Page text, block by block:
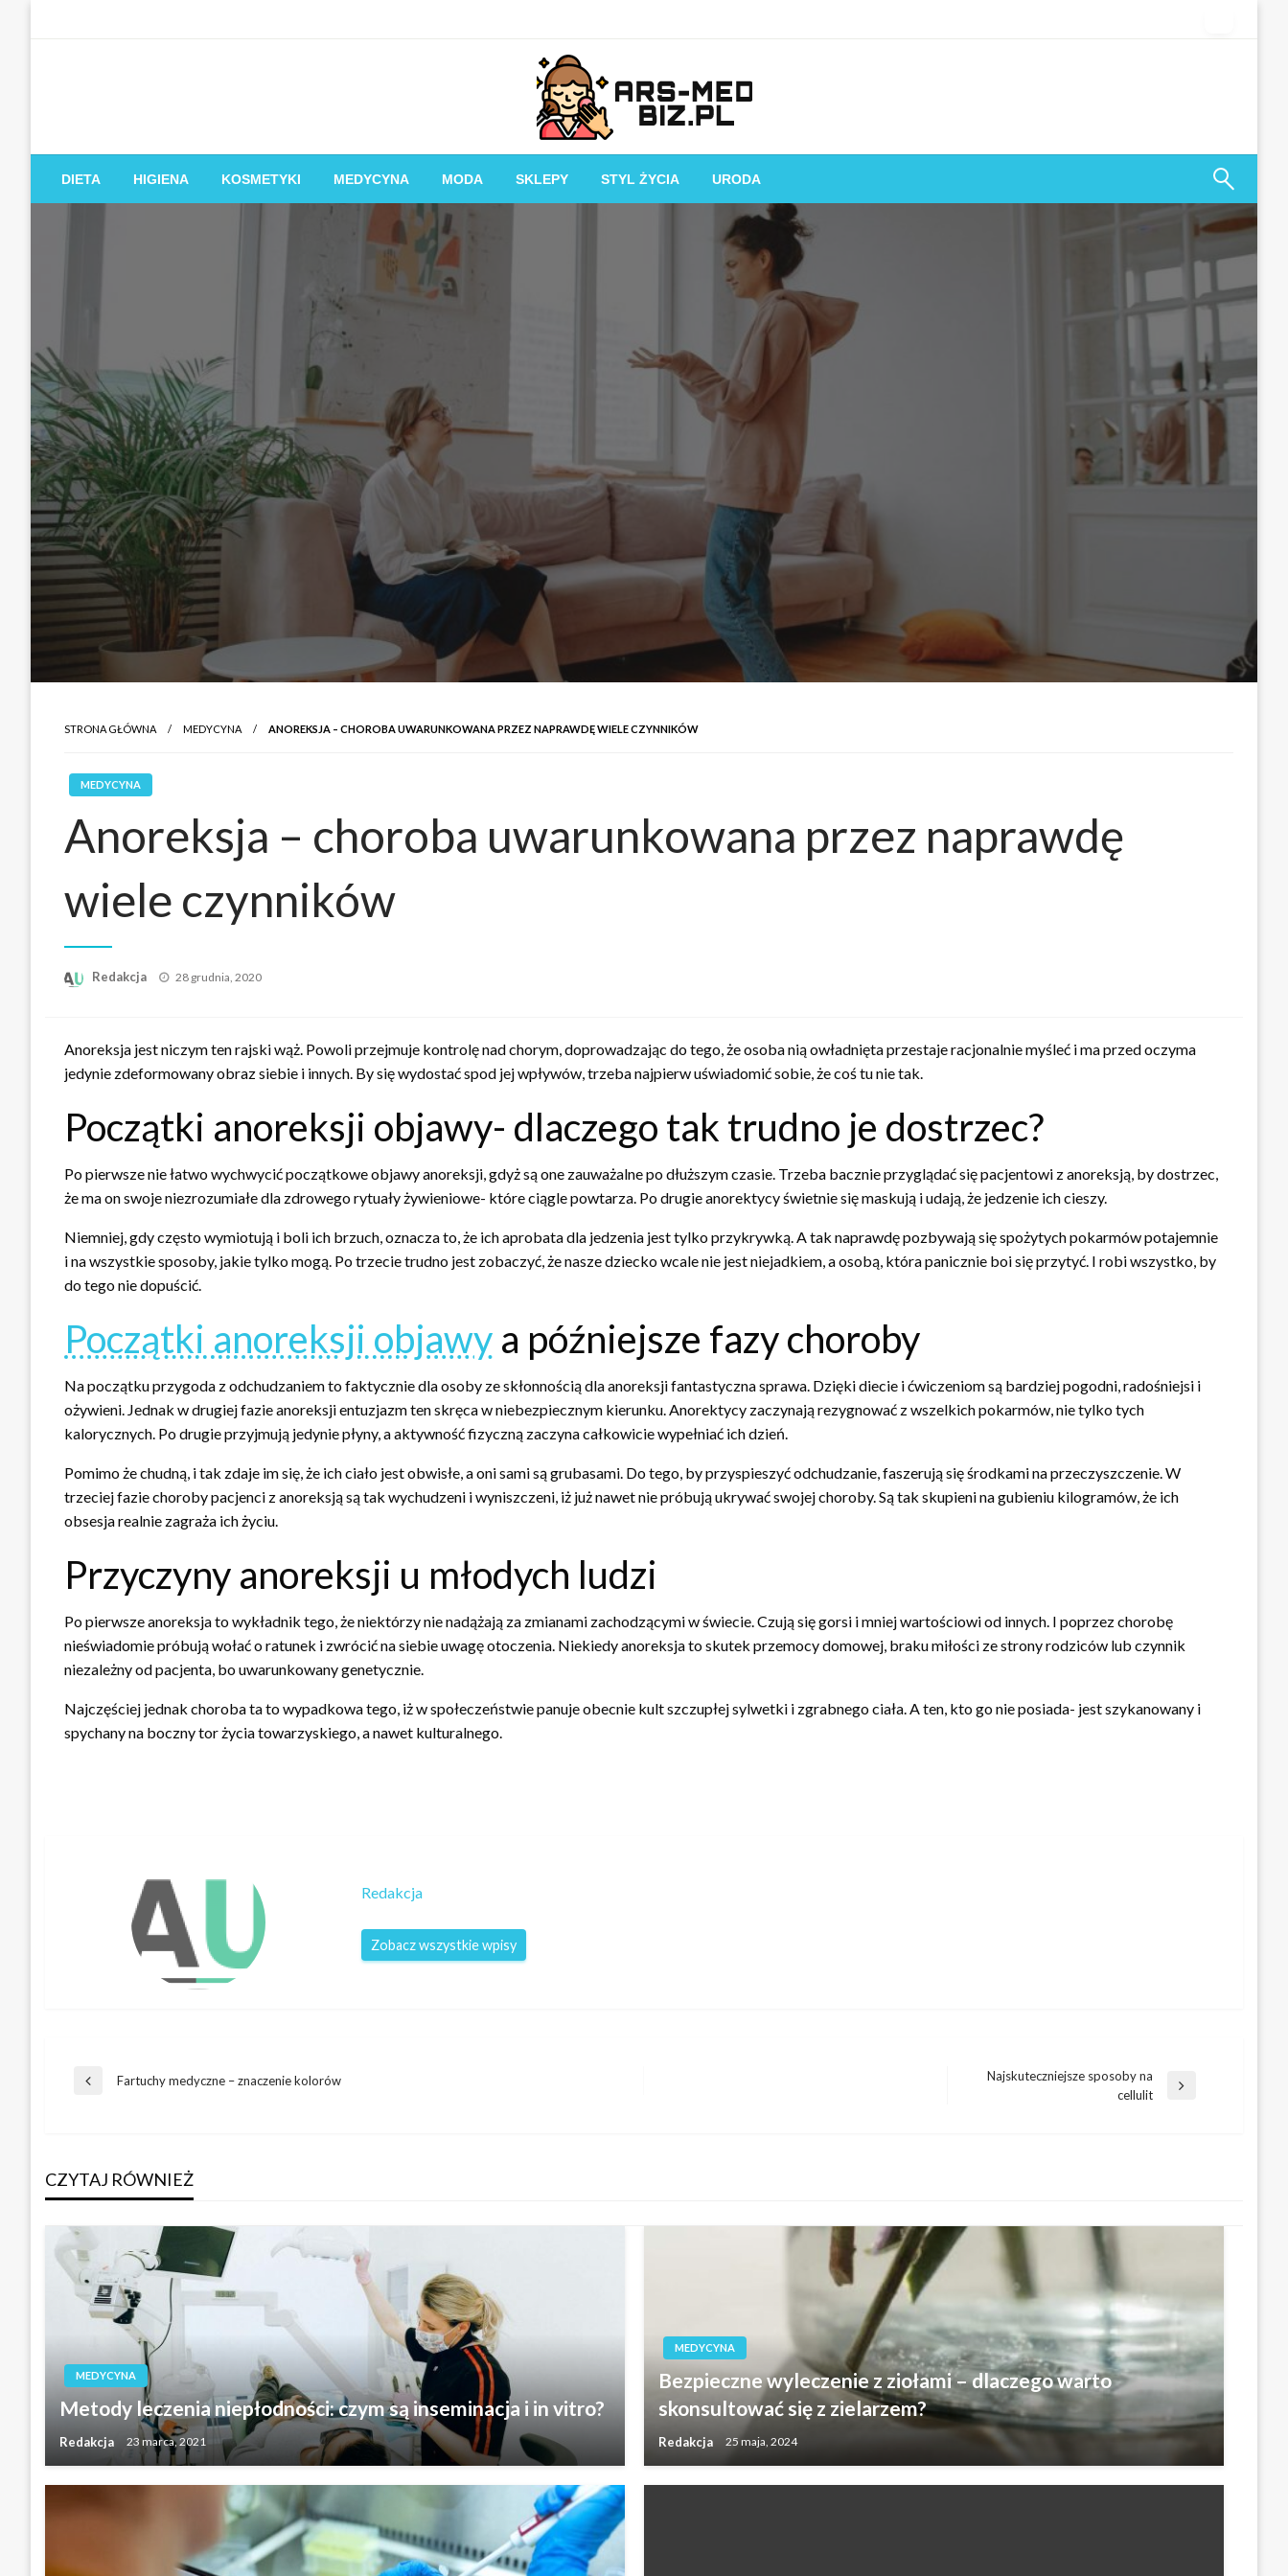
Ars-med.biz.pl
Piękniejsza strona Ciebie!
DIETA HIGIENA KOSMETYKI MEDYCYNA MODA SKLEPY STYL ŻYCIA URODA
STRONA GŁÓWNA MEDYCYNA ANOREKSJA – CHOROBA UWARUNKOWANA PRZEZ NAPRAWDĘ WIELE CZYNNIKÓW
MEDYCYNA
Anoreksja – choroba uwarunkowana przez naprawdę
wiele czynników
Redakcja
Opublikowane
28 grudnia, 2020
Anoreksja jest niczym ten rajski wąż. Powoli przejmuje kontrolę nad chorym, doprowadzając do tego, że osoba nią owładnięta przestaje racjonalnie myśleć i ma przed oczyma
jedynie zdeformowany obraz siebie i innych. By się wydostać spod jej wpływów, trzeba najpierw uświadomić sobie, że coś tu nie tak.
Początki anoreksji objawy- dlaczego tak trudno je dostrzec?
Po pierwsze nie łatwo wychwycić początkowe objawy anoreksji, gdyż są one zauważalne po dłuższym czasie. Trzeba bacznie przyglądać się pacjentowi z anoreksją, by dostrzec,
że ma on swoje niezrozumiałe dla zdrowego rytuały żywieniowe- które ciągle powtarza. Po drugie anorektycy świetnie się maskują i udają, że jedzenie ich cieszy.
Niemniej, gdy często wymiotują i boli ich brzuch, oznacza to, że ich aprobata dla jedzenia jest tylko przykrywką. A tak naprawdę pozbywają się spożytych pokarmów potajemnie
i na wszystkie sposoby, jakie tylko mogą. Po trzecie trudno jest zobaczyć, że nasze dziecko wcale nie jest niejadkiem, a osobą, która panicznie boi się przytyć. I robi wszystko, by
do tego nie dopuścić.
Początki anoreksji objawy a późniejsze fazy choroby
Na początku przygoda z odchudzaniem to faktycznie dla osoby ze skłonnością dla anoreksji fantastyczna sprawa. Dzięki diecie i ćwiczeniom są bardziej pogodni, radośniejsi i
ożywieni. Jednak w drugiej fazie anoreksji entuzjazm ten skręca w niebezpiecznym kierunku. Anorektycy zaczynają rezygnować z wszelkich pokarmów, nie tylko tych
kalorycznych. Po drugie przyjmują jedynie płyny, a aktywność fizyczną zaczyna całkowicie wypełniać ich dzień.
Pomimo że chudną, i tak zdaje im się, że ich ciało jest obwisłe, a oni sami są grubasami. Do tego, by przyspieszyć odchudzanie, faszerują się środkami na przeczyszczenie. W
trzeciej fazie choroby pacjenci z anoreksją są tak wychudzeni i wyniszczeni, iż już nawet nie próbują ukrywać swojej choroby. Są tak skupieni na gubieniu kilogramów, że ich
obsesja realnie zagraża ich życiu.
Przyczyny anoreksji u młodych ludzi
Po pierwsze anoreksja to wykładnik tego, że niektórzy nie nadążają za zmianami zachodzącymi w świecie. Czują się gorsi i mniej wartościowi od innych. I poprzez chorobę
nieświadomie próbują wołać o ratunek i zwrócić na siebie uwagę otoczenia. Niekiedy anoreksja to skutek przemocy domowej, braku miłości ze strony rodziców lub czynnik
niezależny od pacjenta, bo uwarunkowany genetycznie.
Najczęściej jednak choroba ta to wypadkowa tego, iż w społeczeństwie panuje obecnie kult szczupłej sylwetki i zgrabnego ciała. A ten, kto go nie posiada- jest szykanowany i
spychany na boczny tor życia towarzyskiego, a nawet kulturalnego.
Redakcja
Zobacz wszystkie wpisy
Nawigacja
Poprzedni
Fartuchy medyczne – znaczenie kolorów
Najskuteczniejsze sposoby na
cellulit
CZYTAJ RÓWNIEŻ
MEDYCYNA
Metody leczenia niepłodności: czym są inseminacja i in vitro?
Redakcja 23 marca, 2021
MEDYCYNA
Bezpieczne wyleczenie z ziołami – dlaczego warto
skonsultować się z zielarzem?
Redakcja 25 maja, 2024